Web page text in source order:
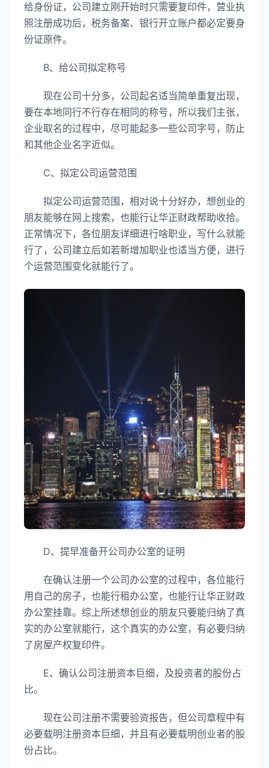
给身份证，公司建立刚开始时只需要复印件，营业执
照注册成功后，税务备案、银行开立账户都必定要身
份证原件。
B、给公司拟定称号
现在公司十分多，公司起名适当简单重复出现，
要在本地同行不行存在相同的称号，所以我们主张，
企业取名的过程中，尽可能起多一些公司字号，防止
和其他企业名字近似。
C、拟定公司运营范围
拟定公司运营范围，相对说十分好办，想创业的
朋友能够在网上搜索，也能行让华正财政帮助收拾。
正常情况下，各位朋友详细进行啥职业，写什么就能
行了，公司建立后如若新增加职业也适当方便，进行
个运营范围变化就能行了。
D、提早准备开公司办公室的证明
在确认注册一个公司办公室的过程中，各位能行
用自己的房子，也能行租办公室，也能行让华正财政
办公室挂靠。综上所述想创业的朋友只要能归纳了真
实的办公室就能行，这个真实的办公室，有必要归纳
了房屋产权复印件。
E、确认公司注册资本巨细，及投资者的股份占
比。
现在公司注册不需要验资报告，但公司章程中有
必要载明注册资本巨细，并且有必要载明创业者的股
份占比。